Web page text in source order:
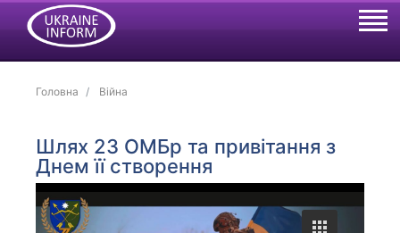
Головна Війна
Шлях 23 ОМБр та привітання з
Днем її створення